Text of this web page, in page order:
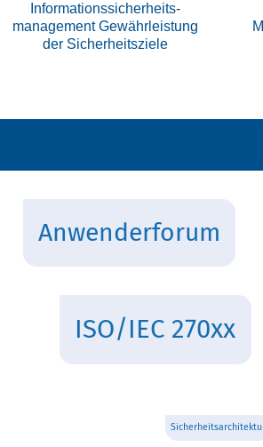
Informations­sicherheits­
management Gewährleistung
der Sicherheitsziele
Anwenderforum
ISO/IEC 270xx